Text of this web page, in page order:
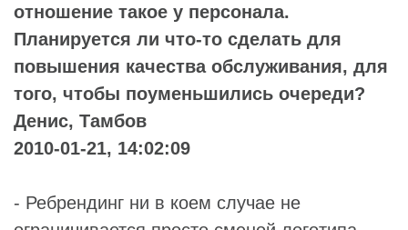
отношение такое у персонала.
Планируется ли что-то сделать для
повышения качества обслуживания, для
того, чтобы поуменьшились очереди?
Денис, Тамбов
2010-01-21, 14:02:09
- Ребрендинг ни в коем случае не